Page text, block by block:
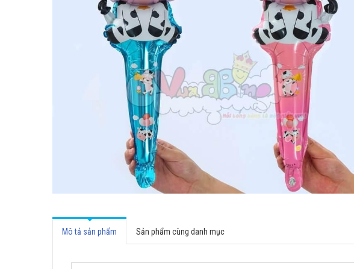
Mô tả sản phẩm Sản phẩm cùng danh mục